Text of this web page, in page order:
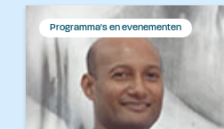
Programma's en evenementen